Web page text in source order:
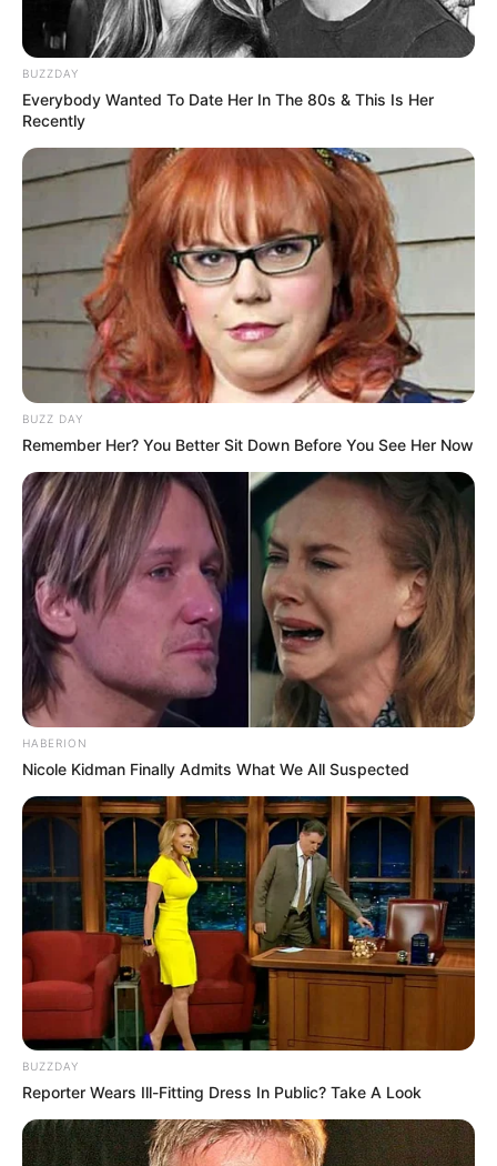
BUZZDAY
Everybody Wanted To Date Her In The 80s & This Is Her
Recently
BUZZ DAY
Remember Her? You Better Sit Down Before You See Her Now
HABERION
Nicole Kidman Finally Admits What We All Suspected
BUZZDAY
Reporter Wears Ill-Fitting Dress In Public? Take A Look